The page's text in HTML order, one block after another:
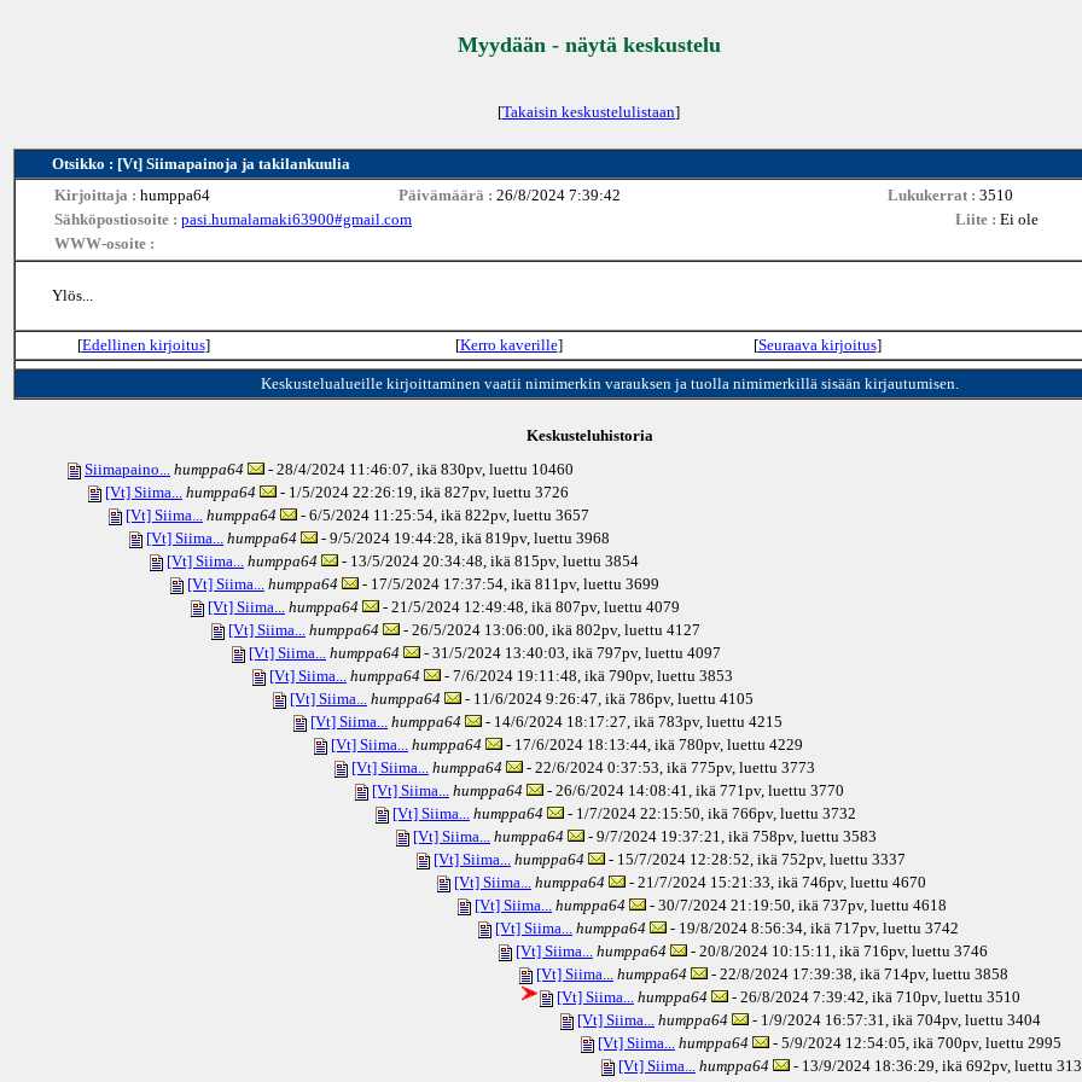
Myydään - näytä keskustelu
[Takaisin keskustelulistaan]
Otsikko : [Vt] Siimapainoja ja takilankuulia
Kirjoittaja : humppa64 Päivämäärä : 26/8/2024 7:39:42 Lukukerrat : 3510
Sähköpostiosoite : pasi.humalamaki63900#gmail.com Liite : Ei ole
WWW-osoite :
Ylös...
[Edellinen kirjoitus] [Kerro kaverille] [Seuraava kirjoitus]
Keskustelualueille kirjoittaminen vaatii nimimerkin varauksen ja tuolla nimimerkillä sisään kirjautumisen.
Keskusteluhistoria
Siimapaino... humppa64 - 28/4/2024 11:46:07, ikä 830pv, luettu 10460
[Vt] Siima... humppa64 - 1/5/2024 22:26:19, ikä 827pv, luettu 3726
[Vt] Siima... humppa64 - 6/5/2024 11:25:54, ikä 822pv, luettu 3657
[Vt] Siima... humppa64 - 9/5/2024 19:44:28, ikä 819pv, luettu 3968
[Vt] Siima... humppa64 - 13/5/2024 20:34:48, ikä 815pv, luettu 3854
[Vt] Siima... humppa64 - 17/5/2024 17:37:54, ikä 811pv, luettu 3699
[Vt] Siima... humppa64 - 21/5/2024 12:49:48, ikä 807pv, luettu 4079
[Vt] Siima... humppa64 - 26/5/2024 13:06:00, ikä 802pv, luettu 4127
[Vt] Siima... humppa64 - 31/5/2024 13:40:03, ikä 797pv, luettu 4097
[Vt] Siima... humppa64 - 7/6/2024 19:11:48, ikä 790pv, luettu 3853
[Vt] Siima... humppa64 - 11/6/2024 9:26:47, ikä 786pv, luettu 4105
[Vt] Siima... humppa64 - 14/6/2024 18:17:27, ikä 783pv, luettu 4215
[Vt] Siima... humppa64 - 17/6/2024 18:13:44, ikä 780pv, luettu 4229
[Vt] Siima... humppa64 - 22/6/2024 0:37:53, ikä 775pv, luettu 3773
[Vt] Siima... humppa64 - 26/6/2024 14:08:41, ikä 771pv, luettu 3770
[Vt] Siima... humppa64 - 1/7/2024 22:15:50, ikä 766pv, luettu 3732
[Vt] Siima... humppa64 - 9/7/2024 19:37:21, ikä 758pv, luettu 3583
[Vt] Siima... humppa64 - 15/7/2024 12:28:52, ikä 752pv, luettu 3337
[Vt] Siima... humppa64 - 21/7/2024 15:21:33, ikä 746pv, luettu 4670
[Vt] Siima... humppa64 - 30/7/2024 21:19:50, ikä 737pv, luettu 4618
[Vt] Siima... humppa64 - 19/8/2024 8:56:34, ikä 717pv, luettu 3742
[Vt] Siima... humppa64 - 20/8/2024 10:15:11, ikä 716pv, luettu 3746
[Vt] Siima... humppa64 - 22/8/2024 17:39:38, ikä 714pv, luettu 3858
[Vt] Siima... humppa64 - 26/8/2024 7:39:42, ikä 710pv, luettu 3510
[Vt] Siima... humppa64 - 1/9/2024 16:57:31, ikä 704pv, luettu 3404
[Vt] Siima... humppa64 - 5/9/2024 12:54:05, ikä 700pv, luettu 2995
[Vt] Siima... humppa64 - 13/9/2024 18:36:29, ikä 692pv, luettu